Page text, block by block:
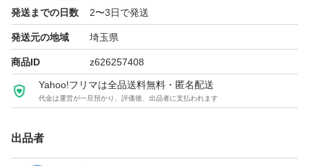
発送までの日数 2〜3日で発送
発送元の地域 埼玉県
商品ID z626257408
Yahoo!フリマは全品送料無料・匿名配送
代金は運営が一旦預かり、評価後、出品者に支払われます
出品者